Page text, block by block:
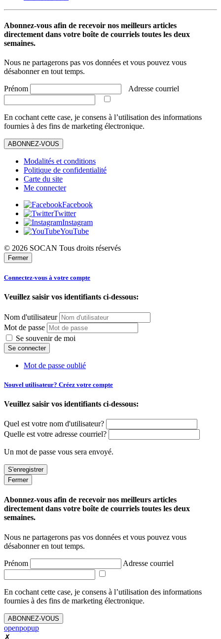
Abonnez-vous afin de recevoir nos meilleurs articles
directement dans votre boîte de courriels toutes les deux
semaines.
Nous ne partagerons pas vos données et vous pouvez vous
désabonner en tout temps.
Prénom Adresse courriel
En cochant cette case, je consens à l’utilisation des informations
fournies à des fins de marketing électronique.
ABONNEZ-VOUS
Modalités et conditions
Politique de confidentialité
Carte du site
Me connecter
Facebook
Twitter
Instagram
YouTube
© 2026 SOCAN Tous droits réservés
Fermer
Connectez-vous à votre compte
Veuillez saisir vos identifiants ci-dessous:
Nom d'utilisateur
Mot de passe
Se souvenir de moi
Mot de passe oublié
Nouvel utilisateur? Créez votre compte
Veuillez saisir vos identifiants ci-dessous:
Quel est votre nom d'utilisateur?
Quelle est votre adresse courriel?
Un mot de passe vous sera envoyé.
Fermer
Abonnez-vous afin de recevoir nos meilleurs articles
directement dans votre boîte de courriels toutes les deux
semaines.
Nous ne partagerons pas vos données et vous pouvez vous
désabonner en tout temps.
Prénom Adresse courriel
En cochant cette case, je consens à l’utilisation des informations
fournies à des fins de marketing électronique.
ABONNEZ-VOUS
openpopup
✗